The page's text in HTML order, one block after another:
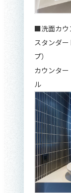
■洗面カウ
スタンダ
プ）
カウンタ
ル